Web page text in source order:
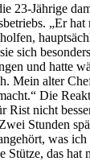
23-Jährige
„Er
sich
und hatte
Mein alter
Die
Rist nicht
Stunden
was ich
Stütze, das hat